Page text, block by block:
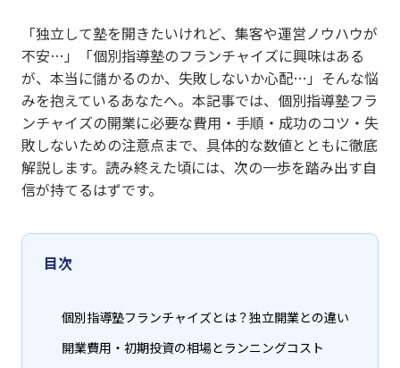
「独立して塾を開きたいけれど、集客や運営ノウハウが
不安…」「個別指導塾のフランチャイズに興味はある
が、本当に儲かるのか、失敗しないか心配…」そんな悩
みを抱えているあなたへ。本記事では、個別指導塾フラ
ンチャイズの開業に必要な費用・手順・成功のコツ・失
敗しないための注意点まで、具体的な数値とともに徹底
解説します。読み終えた頃には、次の一歩を踏み出す自
信が持てるはずです。
目次
個別指導塾フランチャイズとは？独立開業との違い
開業費用・初期投資の相場とランニングコスト